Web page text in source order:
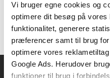
Vi bruger egne cookies og
optimere dit besøg på
funktionalitet, generere
præferencer samt til brug
optimere vores
Google Ads. Herudover
funktioner til brug i